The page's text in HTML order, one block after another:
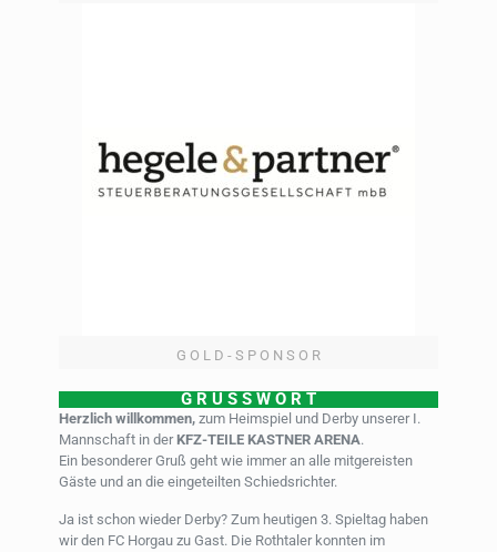
G O L D - S P O N S O R
G R U S S W O R T
Herzlich willkommen, zum Heimspiel und Derby unserer I.
Mannschaft in der KFZ-TEILE KASTNER ARENA.
Ein besonderer Gruß geht wie immer an alle mitgereisten
Gäste und an die eingeteilten Schiedsrichter.
Ja ist schon wieder Derby? Zum heutigen 3. Spieltag haben
wir den FC Horgau zu Gast. Die Rothtaler konnten im